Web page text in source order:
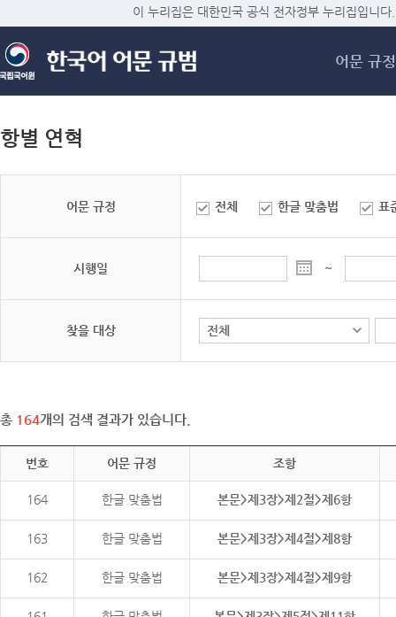
메
이 누리집은 대한민국 공식 전자정부 누리집입니다.
어문 규정
항별 연혁
어문 규정 전체 한글 맞춤법 표
시행일 ~
찾을 대상
총 164개의 검색 결과가 있습니다.
번호 어문 규정 조항
164 한글 맞춤법 본문>제3장>제2절>제6항
163 한글 맞춤법 본문>제3장>제4절>제8항
162 한글 맞춤법 본문>제3장>제4절>제9항